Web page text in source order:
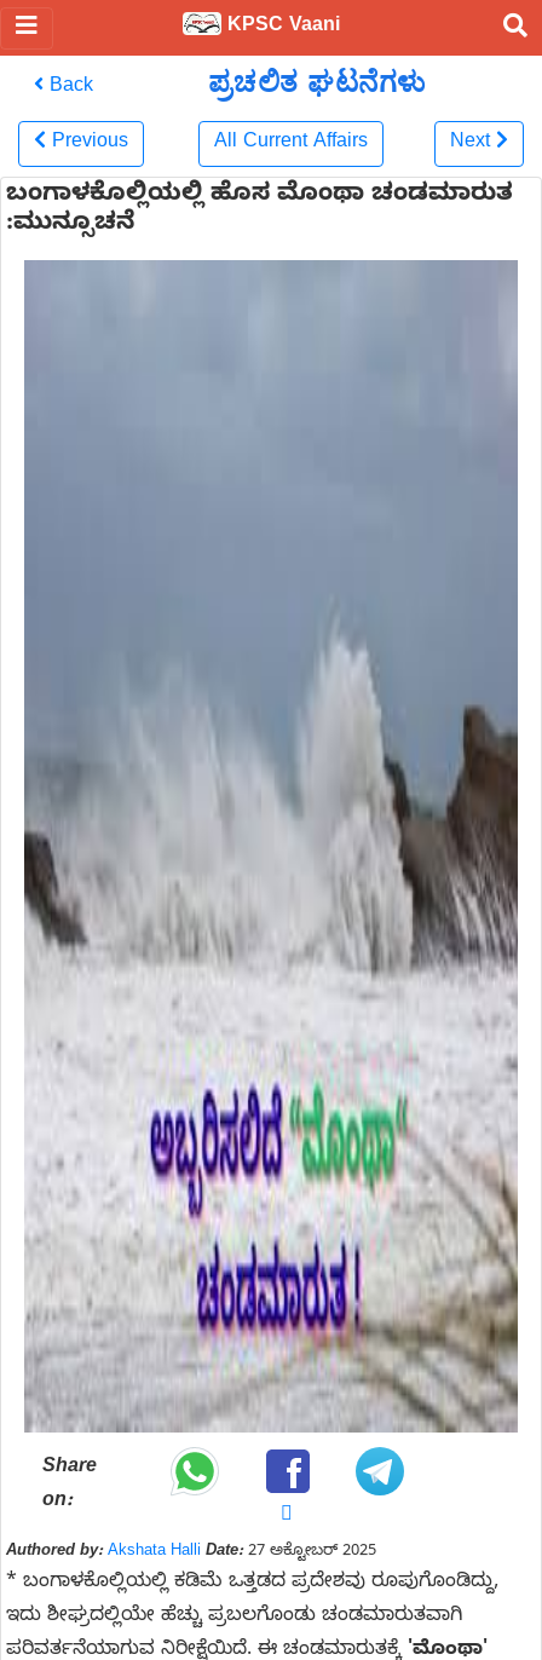
KPSC Vaani
Back ಪ್ರಚಲಿತ ಘಟನೆಗಳು
Previous All Current Affairs Next
ಬಂಗಾಳಕೊಲ್ಲಿಯಲ್ಲಿ ಹೊಸ ಮೊಂಥಾ ಚಂಡಮಾರುತ
:ಮುನ್ಸೂಚನೆ
Share
on:
Authored by: Akshata Halli Date:27 ಅಕ್ಟೋಬರ್ 2025
* ಬಂಗಾಳಕೊಲ್ಲಿಯಲ್ಲಿ ಕಡಿಮೆ ಒತ್ತಡದ ಪ್ರದೇಶವು ರೂಪುಗೊಂಡಿದ್ದು,
ಇದು ಶೀಘ್ರದಲ್ಲಿಯೇ ಹೆಚ್ಚು ಪ್ರಬಲಗೊಂಡು ಚಂಡಮಾರುತವಾಗಿ
ಪರಿವರ್ತನೆಯಾಗುವ ನಿರೀಕ್ಷೆಯಿದೆ. ಈ ಚಂಡಮಾರುತಕ್ಕೆ 'ಮೊಂಥಾ'